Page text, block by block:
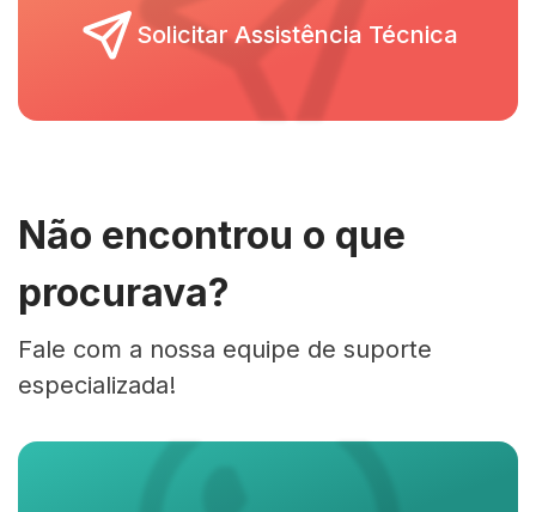
Solicitar Assistência Técnica
Não encontrou o que
procurava?
Fale com a nossa equipe de suporte
especializada!